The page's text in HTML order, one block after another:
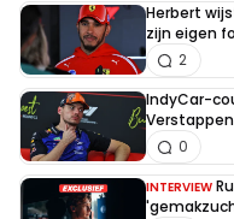
Herbert
zijn eigen
2
IndyCar-
0
INTERVIEW